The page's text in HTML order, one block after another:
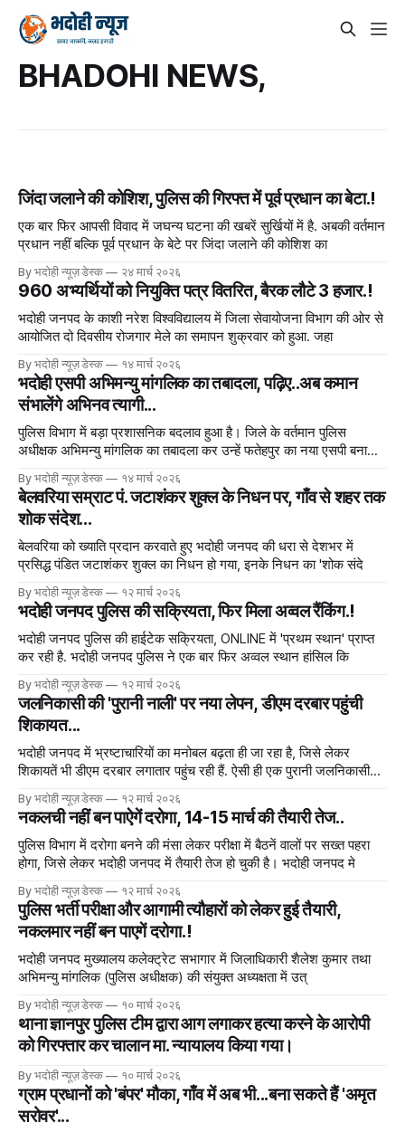
BHADOHI NEWS,
जिंदा जलाने की कोशिश, पुलिस की गिरफ्त में पूर्व प्रधान का बेटा.!
एक बार फिर आपसी विवाद में जघन्य घटना की खबरें सुर्खियों में है. अबकी वर्तमान
प्रधान नहीं बल्कि पूर्व प्रधान के बेटे पर जिंदा जलाने की कोशिश का
By भदोही न्यूज़ डेस्क २४ मार्च २०२६
960 अभ्यर्थियों को नियुक्ति पत्र वितरित, बैरक लौटे 3 हजार.!
भदोही जनपद के काशी नरेश विश्वविद्यालय में जिला सेवायोजना विभाग की ओर से
आयोजित दो दिवसीय रोजगार मेले का समापन शुक्रवार को हुआ. जहा
By भदोही न्यूज़ डेस्क १४ मार्च २०२६
भदोही एसपी अभिमन्यु मांगलिक का तबादला, पढ़िए..अब कमान
संभालेंगे अभिनव त्यागी...
पुलिस विभाग में बड़ा प्रशासनिक बदलाव हुआ है। जिले के वर्तमान पुलिस
अधीक्षक अभिमन्यु मांगलिक का तबादला कर उन्हें फतेहपुर का नया एसपी बनाया
By भदोही न्यूज़ डेस्क १४ मार्च २०२६
बेलवरिया सम्राट पं. जटाशंकर शुक्ल के निधन पर, गाँव से शहर तक
शोक संदेश...
बेलवरिया को ख्याति प्रदान करवाते हुए भदोही जनपद की धरा से देशभर में
प्रसिद्ध पंडित जटाशंकर शुक्ल का निधन हो गया, इनके निधन का 'शोक संदे
By भदोही न्यूज़ डेस्क १२ मार्च २०२६
भदोही जनपद पुलिस की सक्रियता, फिर मिला अव्वल रैंकिंग.!
भदोही जनपद पुलिस की हाईटेक सक्रियता, ONLINE में 'प्रथम स्थान' प्राप्त
कर रही है. भदोही जनपद पुलिस ने एक बार फिर अव्वल स्थान हांसिल कि
By भदोही न्यूज़ डेस्क १२ मार्च २०२६
जलनिकासी की 'पुरानी नाली' पर नया लेपन, डीएम दरबार पहुंची
शिकायत...
भदोही जनपद में भ्रष्टाचारियों का मनोबल बढ़ता ही जा रहा है, जिसे लेकर
शिकायतें भी डीएम दरबार लगातार पहुंच रही हैं. ऐसी ही एक पुरानी जलनिकासी
नाली मे
By भदोही न्यूज़ डेस्क १२ मार्च २०२६
नकलची नहीं बन पाऐगें दरोगा, 14-15 मार्च की तैयारी तेज..
पुलिस विभाग में दरोगा बनने की मंसा लेकर परीक्षा में बैठनें वालों पर सख्त पहरा
होगा, जिसे लेकर भदोही जनपद में तैयारी तेज हो चुकी है। भदोही जनपद मे
By भदोही न्यूज़ डेस्क १२ मार्च २०२६
पुलिस भर्ती परीक्षा और आगामी त्यौहारों को लेकर हुई तैयारी,
नकलमार नहीं बन पाएगें दरोगा.!
भदोही जनपद मुख्यालय कलेक्ट्रेट सभागार में जिलाधिकारी शैलेश कुमार तथा
अभिमन्यु मांगलिक (पुलिस अधीक्षक) की संयुक्त अध्यक्षता में उत्
By भदोही न्यूज़ डेस्क १० मार्च २०२६
थाना ज्ञानपुर पुलिस टीम द्वारा आग लगाकर हत्या करने के आरोपी
को गिरफ्तार कर चालान मा. न्यायालय किया गया।
By भदोही न्यूज़ डेस्क १० मार्च २०२६
ग्राम प्रधानों को 'बंपर' मौका, गाँव में अब भी...बना सकते हैं 'अमृत
सरोवर'...